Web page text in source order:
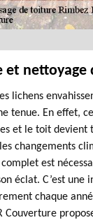
et
lichens
tenue. En effet,
et le toit devient
changements
est
éclat. C’est une
chaque
Couverture